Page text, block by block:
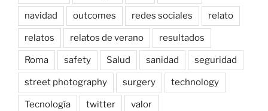
navidad outcomes redes sociales relato
relatos relatos de verano resultados
Roma safety Salud sanidad seguridad
street photography surgery technology
Tecnología twitter valor